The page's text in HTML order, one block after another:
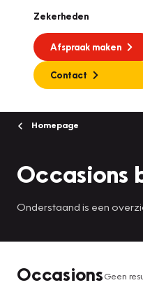
Zekerheden
Afspraak maken
Contact
Homepage
Occasions
Onderstaand is een
OccasionsGeen